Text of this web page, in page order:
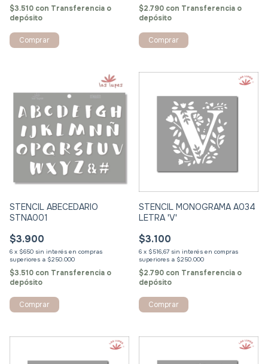
$3.510 con Transferencia o
depósito
Comprar
$2.790 con Transferencia o
depósito
Comprar
STENCIL ABECEDARIO
STNA001
$3.900
6 x $650 sin interés
$3.510 con Transferencia o
depósito
Comprar
STENCIL MONOGRAMA A034
LETRA 'V'
$3.100
6 x $516,67 sin interés
$2.790 con Transferencia o
depósito
Comprar